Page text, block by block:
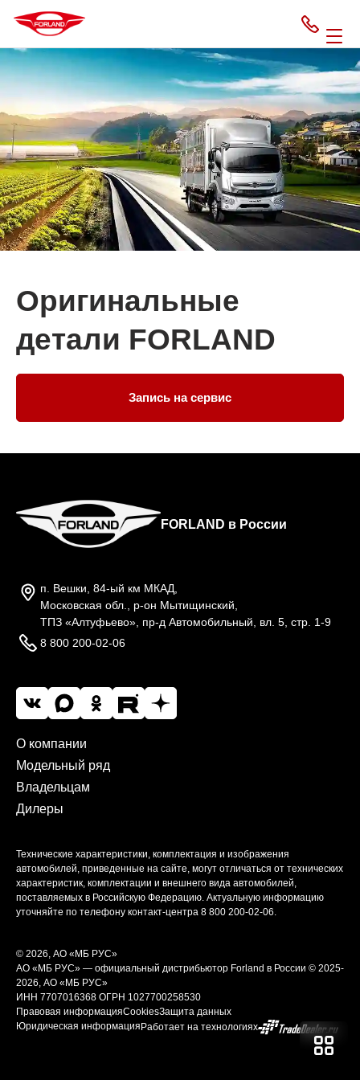
Оригинальные
детали FORLAND
Запись на сервис
FORLAND в России
п. Вешки, 84-ый км МКАД,
Московская обл., р-он Мытищинский,
ТПЗ «Алтуфьево», пр-д Автомобильный, вл. 5, стр. 1-9
8 800 200-02-06
О компании
Модельный ряд
Владельцам
Дилеры
Технические характеристики, комплектация и изображения
автомобилей, приведенные на сайте, могут отличаться от технических
характеристик, комплектации и внешнего вида автомобилей,
поставляемых в Российскую Федерацию. Актуальную информацию
уточняйте по телефону контакт-центра 8 800 200-02-06.
© 2026, АО «МБ РУС»
АО «МБ РУС» — официальный дистрибьютор Forland в России © 2025-
2026, АО «МБ РУС»
ИНН 7707016368 ОГРН 1027700258530
Правовая информацияCookiesЗащита данных
Юридическая информация Работает на технологиях